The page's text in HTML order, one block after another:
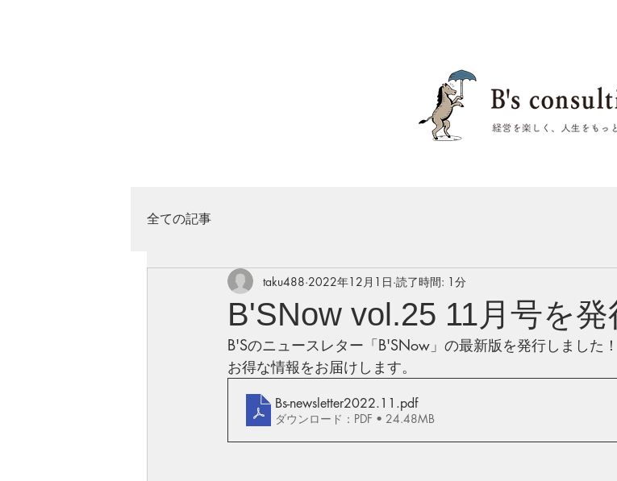
全ての記事
B'SNow vol.25 11月号を発
taku488 2022年12月1日 読了時間: 1分
B'Sのニュースレター「B'SNow」の最新版を発行しました！
お得な情報をお届けします。
Bs-newsletter2022.11 .pdf
ダウンロード：PDF • 24.48MB